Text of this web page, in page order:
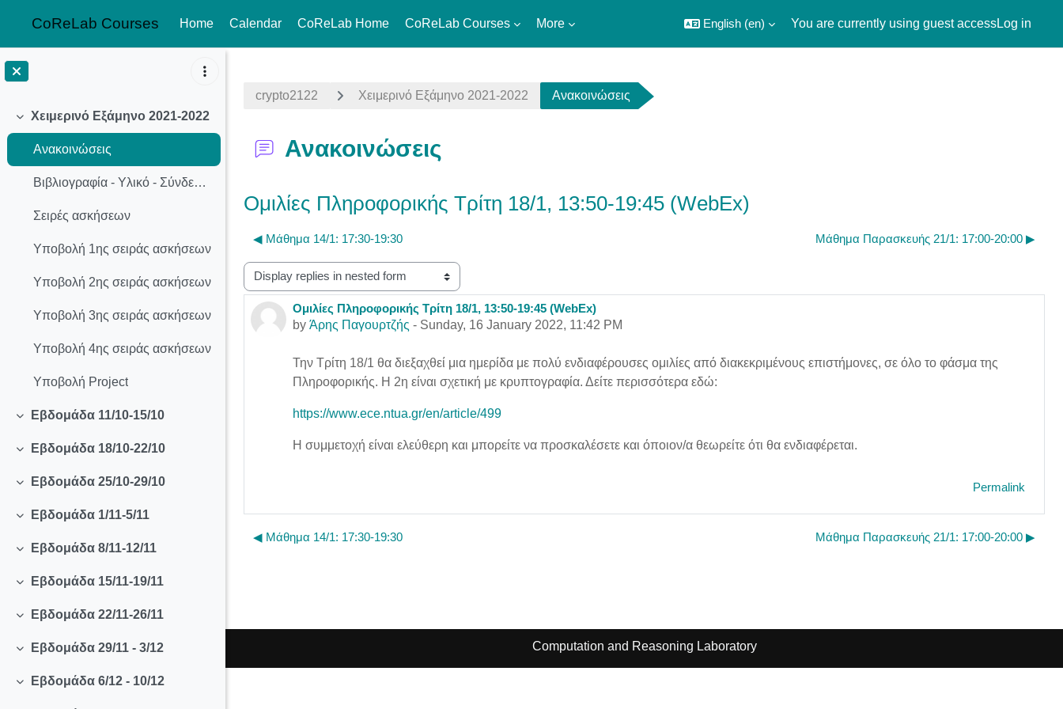
CoReLab Courses Home Calendar CoReLab Home CoReLab Courses More English ‎(en)‎ You are currently using guest accessLog in
Collapse
Χειμερινό Εξάμηνο 2021-2022
Ανακοινώσεις
Βιβλιογραφία - Υλικό - Σύνδεσμοι
Σειρές ασκήσεων
Υποβολή 1ης σειράς ασκήσεων
Υποβολή 2ης σειράς ασκήσεων
Υποβολή 3ης σειράς ασκήσεων
Υποβολή 4ης σειράς ασκήσεων
Υποβολή Project
Collapse
Εβδομάδα 11/10-15/10
Collapse
Εβδομάδα 18/10-22/10
Collapse
Εβδομάδα 25/10-29/10
Collapse
Εβδομάδα 1/11-5/11
Collapse
Εβδομάδα 8/11-12/11
Collapse
Εβδομάδα 15/11-19/11
Collapse
Εβδομάδα 22/11-26/11
Collapse
Εβδομάδα 29/11 - 3/12
Collapse
Εβδομάδα 6/12 - 10/12
crypto2122 Χειμερινό Εξάμηνο 2021-2022 Ανακοινώσεις
Ανακοινώσεις
Ομιλίες Πληροφορικής Τρίτη 18/1, 13:50-19:45 (WebEx)
◀︎ Μάθημα 14/1: 17:30-19:30 Μάθημα Παρασκευής 21/1: 17:00-20:00 ▶︎
Display mode
Ομιλίες Πληροφορικής Τρίτη 18/1, 13:50-19:45 (WebEx)
by Άρης Παγουρτζής - Sunday, 16 January 2022, 11:42 PM
Number of replies: 0
Την Τρίτη 18/1 θα διεξαχθεί μια ημερίδα με πολύ ενδιαφέρουσες ομιλίες από διακεκριμένους επιστήμονες, σε όλο το φάσμα της
Πληροφορικής. Η 2η είναι σχετική με κρυπτογραφία. Δείτε περισσότερα εδώ:
https://www.ece.ntua.gr/en/article/499
Η συμμετοχή είναι ελεύθερη και μπορείτε να προσκαλέσετε και όποιον/α θεωρείτε ότι θα ενδιαφέρεται.
Permalink
◀︎ Μάθημα 14/1: 17:30-19:30 Μάθημα Παρασκευής 21/1: 17:00-20:00 ▶︎
Computation and Reasoning Laboratory